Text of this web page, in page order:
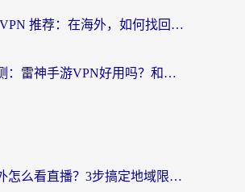
App Store VPN 推荐：在海外，如何找回那扇回家的“任意门”？
海外党实测：雷神手游VPN好用吗？和闪电VPN对比哪个回国效果更好？附小众工具深度测评
咪咕在海外怎么看直播？3步搞定地域限制，还能畅看腾讯视频与国内热剧